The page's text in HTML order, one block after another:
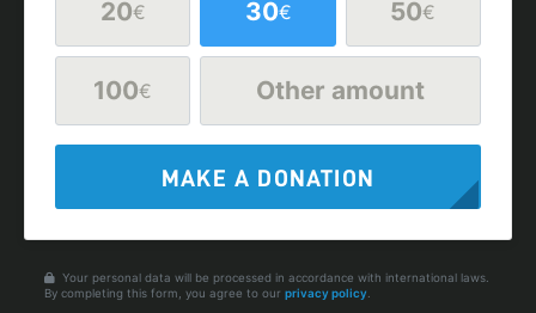
20€ 30€ 50€
100€ Other amount
MAKE A DONATION
Your personal data will be processed in accordance with international laws.
By completing this form, you agree to our privacy policy.